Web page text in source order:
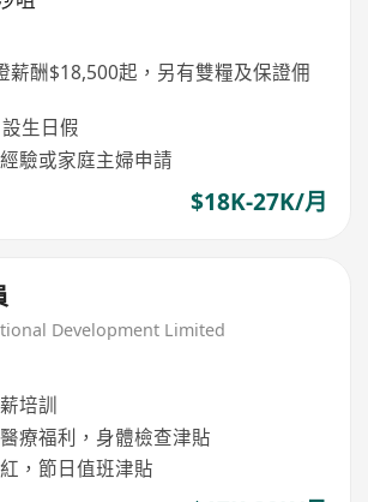
薪酬$18,500起，另有雙糧及保證佣
生日假
驗或家庭主婦申請
$18K-27K/月
Development Limited
培訓
療福利，身體檢查津貼
，節日值班津貼